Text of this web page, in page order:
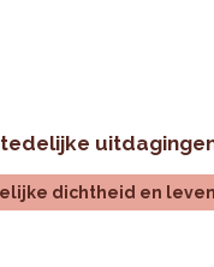
dichtheid en